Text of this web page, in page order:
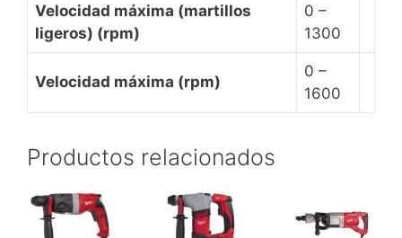
Velocidad máxima (martillos
ligeros) (rpm)
0 –
1300
Velocidad máxima (rpm)
0 –
1600
Productos relacionados